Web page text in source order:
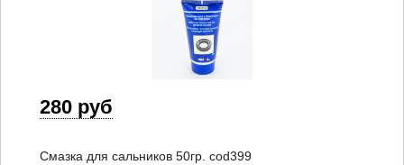
280 руб
Смазка для сальников 50гр. cod399